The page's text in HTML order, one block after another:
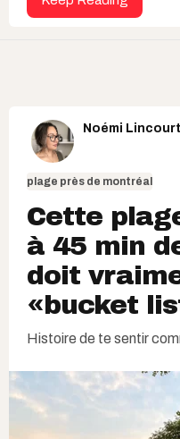
Noémi Lincourt
plage près de montréal
Cette
à 45 min
doit
«bucket
Histoire de te sentir